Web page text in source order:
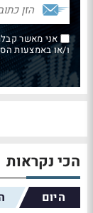
אני מאשר
ו/או באמצעות הסלולר
הכי נקראות
היום